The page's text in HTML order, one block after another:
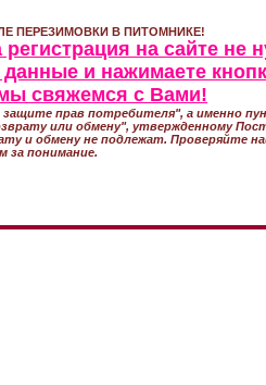
ПЕРЕЗИМОВКИ В ПИТОМНИКЕ!
на сайте не
и нажимаете
мы свяжемся с Вами!
прав потребителя", а именно
или обмену", утвержденному
и обмену не подлежат. Проверяйте
за понимание.